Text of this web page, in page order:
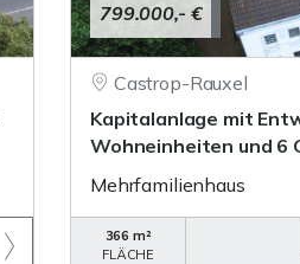
799.000,- €
Castrop-Rauxel
Kapitalanlage mit
Wohneinheiten und 6
Mehrfamilienhaus
366 m²
FLÄCHE